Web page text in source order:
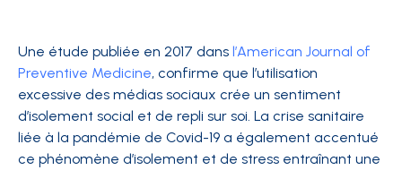
Une étude publiée en 2017 dans l’American Journal of
Preventive Medicine, confirme que l’utilisation
excessive des médias sociaux crée un sentiment
d’isolement social et de repli sur soi. La crise sanitaire
liée à la pandémie de Covid-19 a également accentué
ce phénomène d’isolement et de stress entraînant une